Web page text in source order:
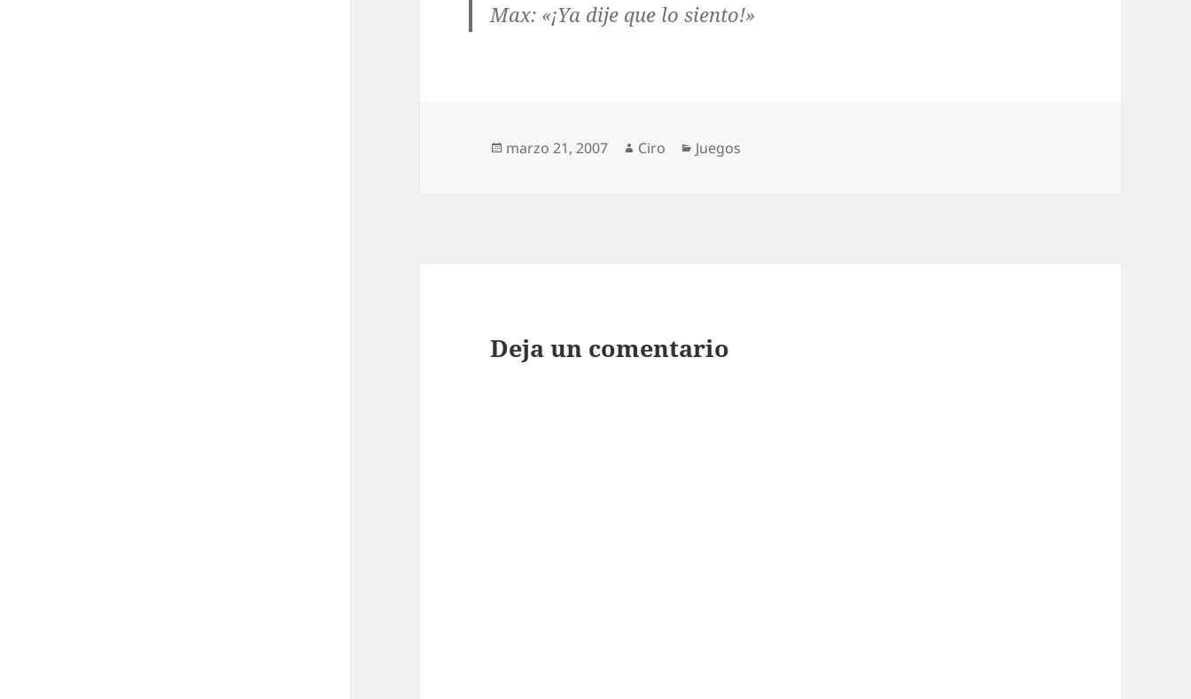
Max: «¡Ya dije que lo siento!»
Publicado
marzo 21, 2007 Autor
Ciro Categorías
Juegos
Deja un comentario